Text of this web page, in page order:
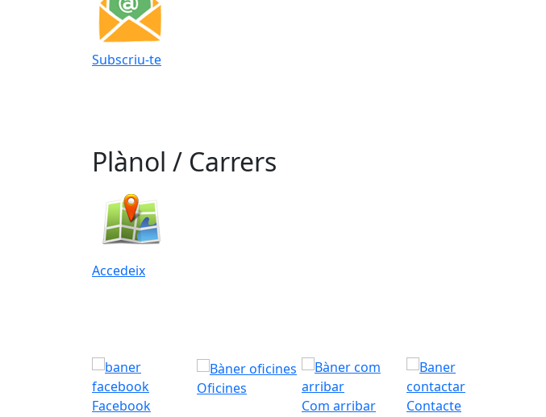
Subscriu-te
Plànol / Carrers
Accedeix
Facebook
Oficines
Com arribar
Contacte